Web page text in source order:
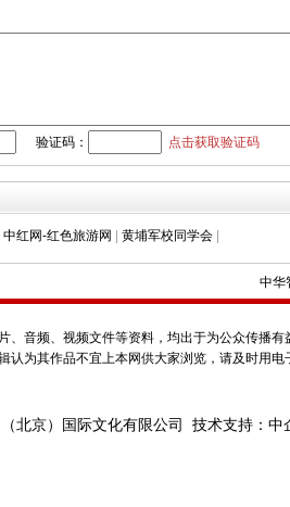
验证码： 点击获取验证码
中红网-红色旅游网 黄埔军校同学会
中华
音频、视频文件等资料，均出于为公众传播
认为其作品不宜上本网供大家浏览，请及时用
北京）国际文化有限公司 技术支持：